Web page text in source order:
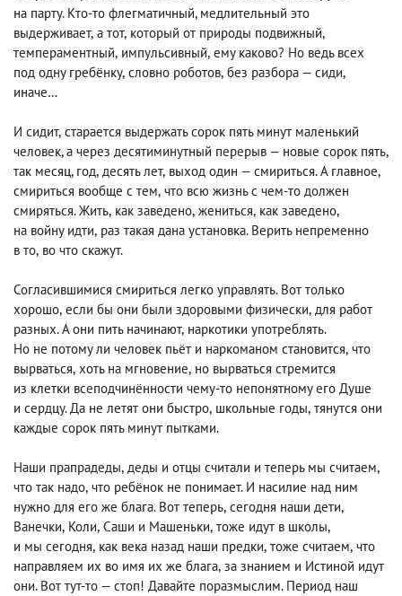
на парту. Кто-то флегматичный, медлительный это
выдерживает, а тот, который от природы подвижный,
темпераментный, импульсивный, ему каково? Но ведь всех
под одну гребёнку, словно роботов, без разбора — сиди,
иначе…
И сидит, старается выдержать сорок пять минут маленький
человек, а через десятиминутный перерыв — новые сорок пять,
так месяц, год, десять лет, выход один — смириться. А главное,
смириться вообще с тем, что всю жизнь с чем-то должен
смиряться. Жить, как заведено, жениться, как заведено,
на войну идти, раз такая дана установка. Верить непременно
в то, во что скажут.
Согласившимися смириться легко управлять. Вот только
хорошо, если бы они были здоровыми физически, для работ
разных. А они пить начинают, наркотики употреблять.
Но не потому ли человек пьёт и наркоманом становится, что
вырваться, хоть на мгновение, но вырваться стремится
из клетки всеподчинённости чему-то непонятному его Душе
и сердцу. Да не летят они быстро, школьные годы, тянутся они
каждые сорок пять минут пытками.
Наши прапрадеды, деды и отцы считали и теперь мы считаем,
что так надо, что ребёнок не понимает. И насилие над ним
нужно для его же блага. Вот теперь, сегодня наши дети,
Ванечки, Коли, Саши и Машеньки, тоже идут в школы,
и мы сегодня, как века назад наши предки, тоже считаем, что
направляем их во имя их же блага, за знанием и Истиной идут
они. Вот тут-то — стоп! Давайте поразмыслим. Период наш